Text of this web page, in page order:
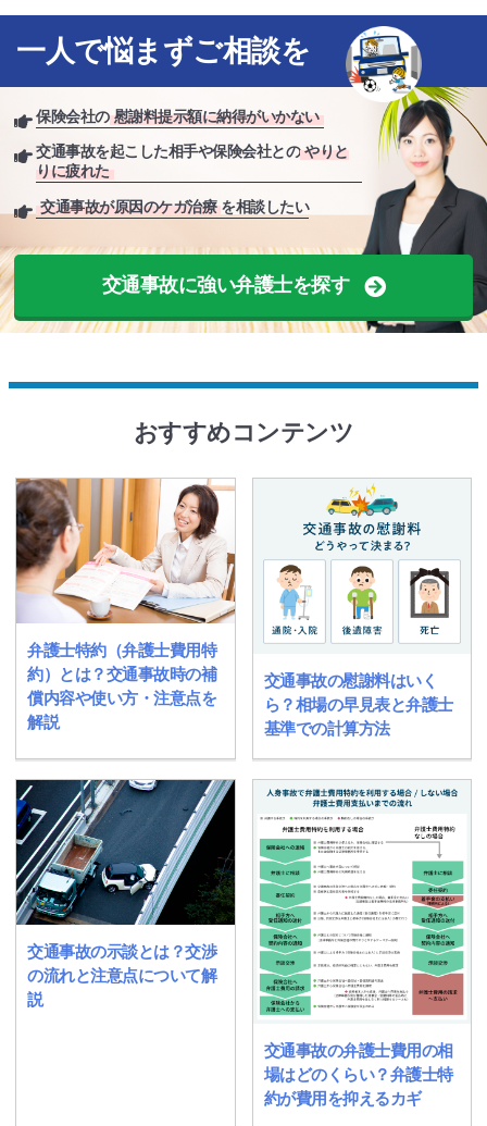
一人で悩まずご相談を
保険会社の 慰謝料提示額に納得がいかない
交通事故を起こした相手や保険会社との やりと
りに疲れた
交通事故が原因のケガ治療 を相談したい
交通事故に強い弁護士を探す
おすすめコンテンツ
弁護士特約（弁護士費用特
約）とは？交通事故時の補
償内容や使い方・注意点を
解説
交通事故の慰謝料はいく
ら？相場の早見表と弁護士
基準での計算方法
交通事故の示談とは？交渉
の流れと注意点について解
説
交通事故の弁護士費用の相
場はどのくらい？弁護士特
約が費用を抑えるカギ